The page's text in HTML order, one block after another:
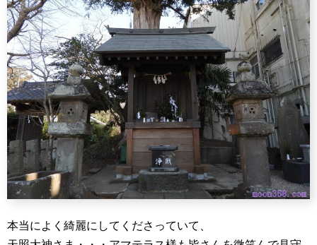
本当によく綺麗にしてくださっていて、